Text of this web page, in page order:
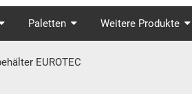
Paletten Weitere Produkte
EUROTEC